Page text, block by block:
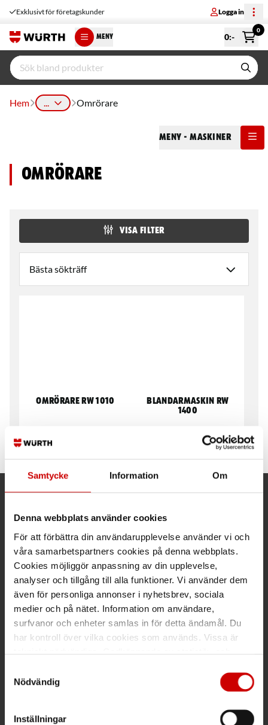
Samtycke Information Om
Denna webbplats använder cookies
För att förbättra din användarupplevelse använder vi och
våra samarbetspartners cookies på denna webbplats.
Cookies möjliggör anpassning av din upplevelse,
analyser och tillgång till alla funktioner. Vi använder dem
även för personliga annonser i nyhetsbrev, sociala
medier och på nätet. Information om användare,
surfvanor och enheter samlas in för detta ändamål. Du
har kontroll över vilka cookies som används. Vissa är
länder utanför EU med olika dataskyddsnormer. Genom
att godkänna samtycker du till sådana överföringar. Läs
Nödvändig
Inställningar
Exklusivt för företagskunder Logga in
MENY 0:-
0
Hem ... Omrörare
Meny - Maskiner
Omrörare
VISA FILTER
Omrörare RW 1010
Blandarmaskin RW
1400
steglösvarvtalsreglering
Ring kundsupport 019 - 35 10 30
Maila kundsupport@wuerth.se
Växel
Ring växeln 019 - 35 10 00